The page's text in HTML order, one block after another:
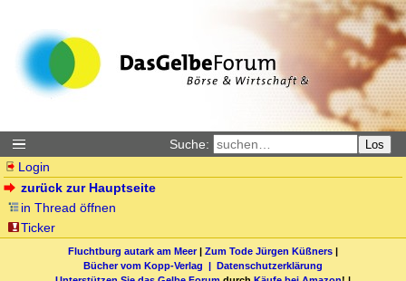
Suche: Los
Login
zurück zur Hauptseite
in Thread öffnen
Ticker
Fluchtburg autark am Meer| Zum Tode Jürgen Küßners |
Bücher vom Kopp-Verlag | Datenschutzerklärung